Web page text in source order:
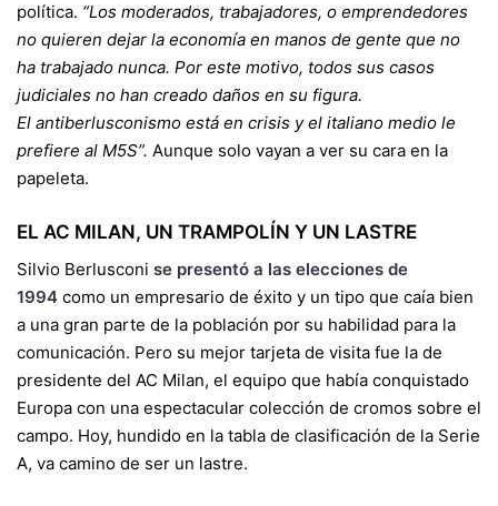
política. “Los moderados, trabajadores, o emprendedores
no quieren dejar la economía en manos de gente que no
ha trabajado nunca. Por este motivo, todos sus casos
judiciales no han creado daños en su figura.
El antiberlusconismo está en crisis y el italiano medio le
prefiere al M5S”. Aunque solo vayan a ver su cara en la
papeleta.
EL AC MILAN, UN TRAMPOLÍN Y UN LASTRE
Silvio Berlusconi se presentó a las elecciones de
1994 como un empresario de éxito y un tipo que caía bien
a una gran parte de la población por su habilidad para la
comunicación. Pero su mejor tarjeta de visita fue la de
presidente del AC Milan, el equipo que había conquistado
Europa con una espectacular colección de cromos sobre el
campo. Hoy, hundido en la tabla de clasificación de la Serie
A, va camino de ser un lastre.